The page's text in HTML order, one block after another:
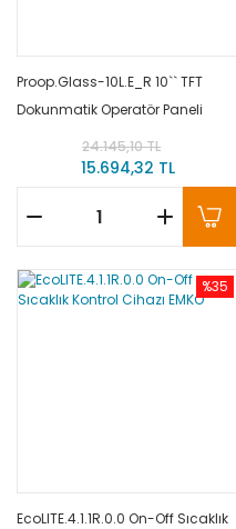
Proop.Glass-10L.E_R 10`` TFT
Dokunmatik Operatör Paneli
Proop Glass Serisi EMKO
24.145,10 TL
15.694,32 TL
%35
EcoLITE.4.1.1R.0.0 On-Off Sıcaklık